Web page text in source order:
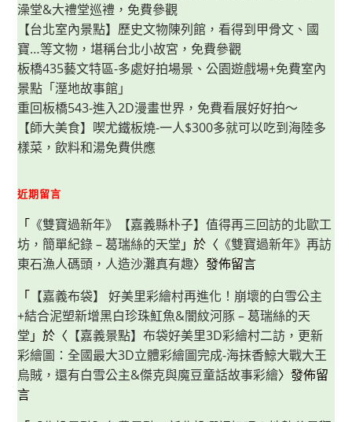
澡堂&大禮堂巡禮，免費參觀
【台北室內景點】歷史文物陳列館，看得到甲骨文、國
寶…等文物，堪稱台北小故宮，免費參觀
板橋435藝文特區-多處好拍場景、公園遊戲場+免費室內
景點「溼地故事館」
重回板橋543-進入2D漫畫世界，免費看展好好拍～
【師大美食】喫尤鐵板燒-一人$300多就可以吃到海陸多
樣菜，飲料和湯免費供應
近期留言
「 《雙寶過新年》【嘉義縣朴子】值得再三回訪的北歐工
坊，簡單紀錄 – 葛瑞絲的天堂 」於〈 《雙寶過新年》再訪
東石漁人碼頭，人造沙灘真有趣〉發佈留言
「 【嘉義布袋】 好美里彩繪村再進化！崩壞的白雪公主
+結合泥塑新增黑白珍珠魟魚&闇紋河豚 – 葛瑞絲的天
堂 」於〈 【嘉義景點】布袋好美里3D彩繪村二訪，更新
彩繪圖：全國最大3D立體彩繪圖完成-海抹香鯨大戰大王
烏賊，還有白雪公主&傑克與魔豆童話故事彩繪〉發佈留
言